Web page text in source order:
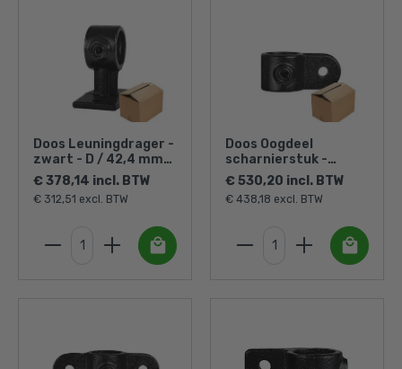
Doos Leuningdrager -
zwart - D / 42,4 mm
(40 stuks)
€ 378,14 incl. BTW
€ 312,51 excl. BTW
Doos Oogdeel
scharnierstuk -
zwart-D / 42,4 mm
(80 stuks)
€ 530,20 incl. BTW
€ 438,18 excl. BTW